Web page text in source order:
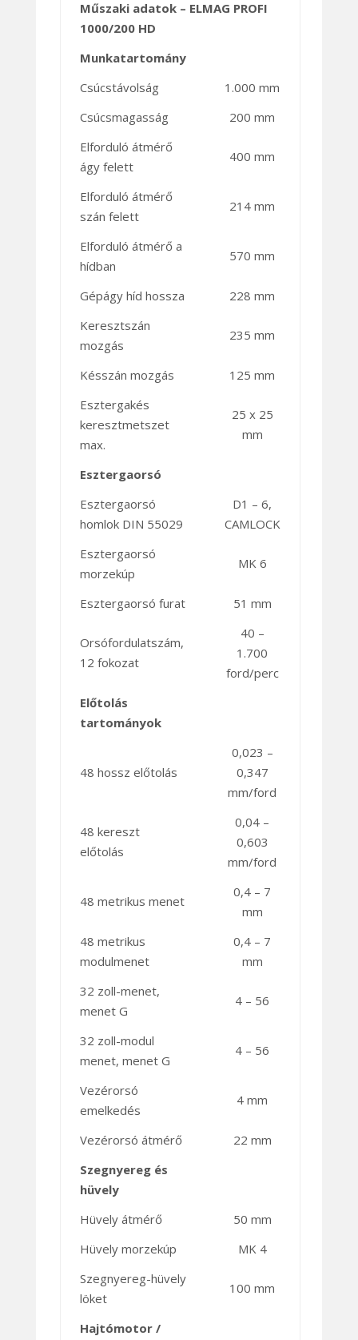
Műszaki adatok – ELMAG PROFI
1000/200 HD
Munkatartomány
Csúcstávolság
1.000 mm
Csúcsmagasság
200 mm
Elforduló átmérő
ágy felett
400 mm
Elforduló átmérő
szán felett
214 mm
Elforduló átmérő a
hídban
570 mm
Gépágy híd hossza
228 mm
Keresztszán
mozgás
235 mm
Késszán mozgás
125 mm
Esztergakés
keresztmetszet
max.
25 x 25
mm
Esztergaorsó
Esztergaorsó
homlok DIN 55029
D1 – 6,
CAMLOCK
Esztergaorsó
morzekúp
MK 6
Esztergaorsó furat 51 mm
Orsófordulatszám,
12 fokozat
40 –
1.700
ford/perc
Előtolás
tartományok
48 hossz előtolás
0,023 –
0,347
mm/ford
48 kereszt
előtolás
0,04 –
0,603
mm/ford
48 metrikus menet
0,4 – 7
mm
48 metrikus
modulmenet
0,4 – 7
mm
32 zoll-menet,
menet G
4 – 56
32 zoll-modul
menet, menet G
4 – 56
Vezérorsó
emelkedés
4 mm
Vezérorsó átmérő
22 mm
Szegnyereg és
hüvely
Hüvely átmérő
50 mm
Hüvely morzekúp
MK 4
Szegnyereg-hüvely
löket
100 mm
Hajtómotor /